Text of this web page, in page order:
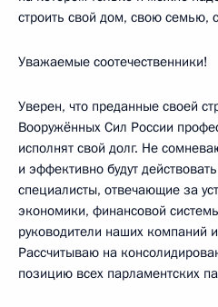
строить свой дом, свою семью,
Уважаемые соотечественники!
Уверен, что преданные своей
Вооружённых Сил России
исполнят свой долг. Не
и эффективно будут
специалисты, отвечающие за
экономики, финансовой
руководители наших компаний
Рассчитываю на
позицию всех парламентских